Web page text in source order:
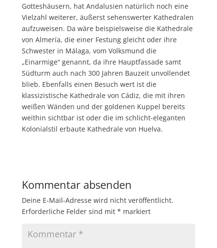
Gotteshäusern, hat Andalusien natürlich noch eine
Vielzahl weiterer, äußerst sehenswerter Kathedralen
aufzuweisen. Da wäre beispielsweise die Kathedrale
von Almería, die einer Festung gleicht oder ihre
Schwester in Málaga, vom Volksmund die
„Einarmige“ genannt, da ihre Hauptfassade samt
Südturm auch nach 300 Jahren Bauzeit unvollendet
blieb. Ebenfalls einen Besuch wert ist die
klassizistische Kathedrale von Cádiz, die mit ihren
weißen Wänden und der goldenen Kuppel bereits
weithin sichtbar ist oder die im schlicht-eleganten
Kolonialstil erbaute Kathedrale von Huelva.
Kommentar absenden
Deine E-Mail-Adresse wird nicht veröffentlicht.
Erforderliche Felder sind mit * markiert